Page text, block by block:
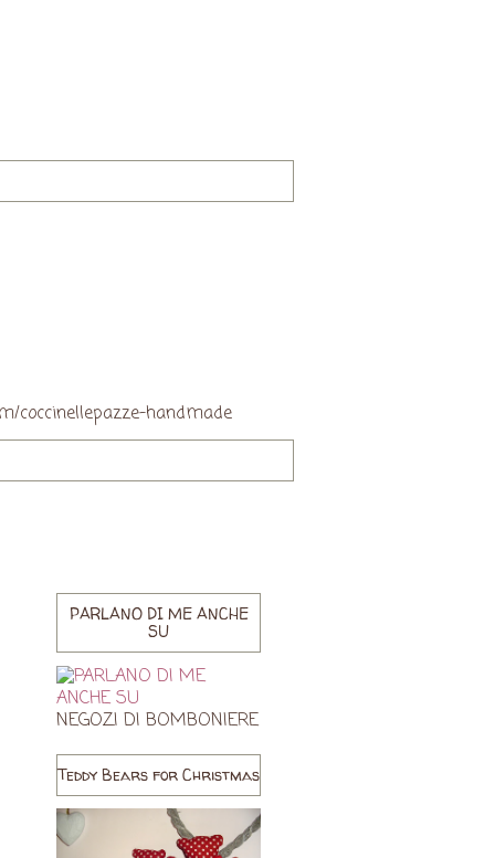
coccinellepazze-handmade
PARLANO DI ME ANCHE
SU
NEGOZI DI BOMBONIERE
Teddy Bears for Christmas